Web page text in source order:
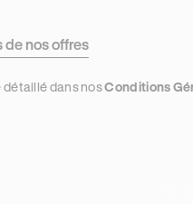
nos offres
détaillé dans nosConditions